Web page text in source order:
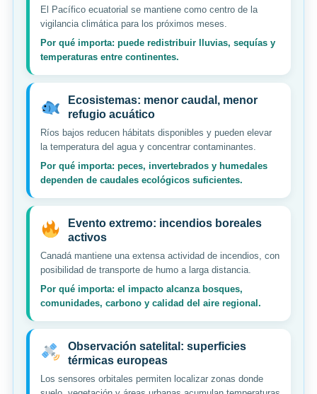
El Pacífico ecuatorial se mantiene como centro de la
vigilancia climática para los próximos meses.
Por qué importa: puede redistribuir lluvias, sequías y
temperaturas entre continentes.
Ecosistemas: menor caudal, menor
refugio acuático
Ríos bajos reducen hábitats disponibles y pueden elevar
la temperatura del agua y concentrar contaminantes.
Por qué importa: peces, invertebrados y humedales
dependen de caudales ecológicos suficientes.
Evento extremo: incendios boreales
activos
Canadá mantiene una extensa actividad de incendios, con
posibilidad de transporte de humo a larga distancia.
Por qué importa: el impacto alcanza bosques,
comunidades, carbono y calidad del aire regional.
Observación satelital: superficies
térmicas europeas
Los sensores orbitales permiten localizar zonas donde